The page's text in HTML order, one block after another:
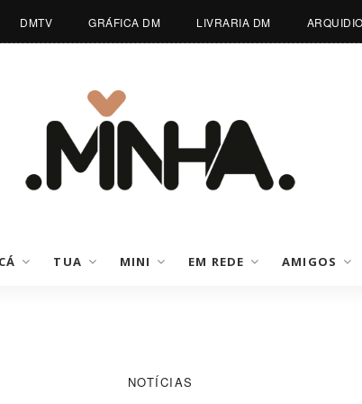
DMTV GRÁFICA DM LIVRARIA DM
TUA MINI EM REDE AMIGOS
NOTÍCIAS